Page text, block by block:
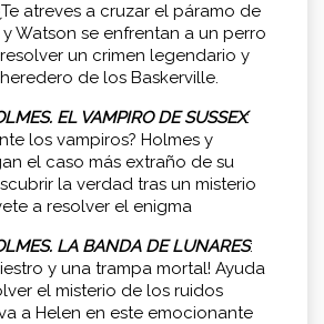
atreves a cruzar el páramo de
Watson se enfrentan a un perro
un crimen legendario y
de los Baskerville.
EL VAMPIRO DE SUSSEX:
los vampiros? Holmes y
el caso más extraño de su
la verdad tras un misterio
a resolver el enigma
LA BANDA DE LUNARES:
y una trampa mortal! Ayuda
el misterio de los ruidos
a Helen en este emocionante